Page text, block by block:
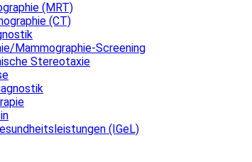
(MRT)
(CT)
Mammographie-Screening
Stereotaxie
(IGeL)